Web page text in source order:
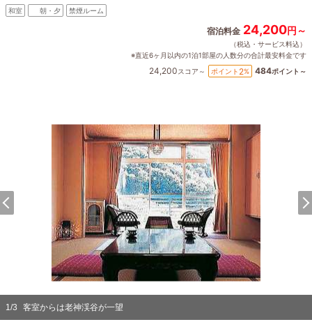
和室 朝・夕 禁煙ルーム
宿泊料金 24,200円～
（税込・サービス料込）
※直近6ヶ月以内の1泊1部屋の人数分の合計最安料金です
24,200スコア～ ポイント 2% 484ポイント～
1/3 客室からは老神渓谷が一望